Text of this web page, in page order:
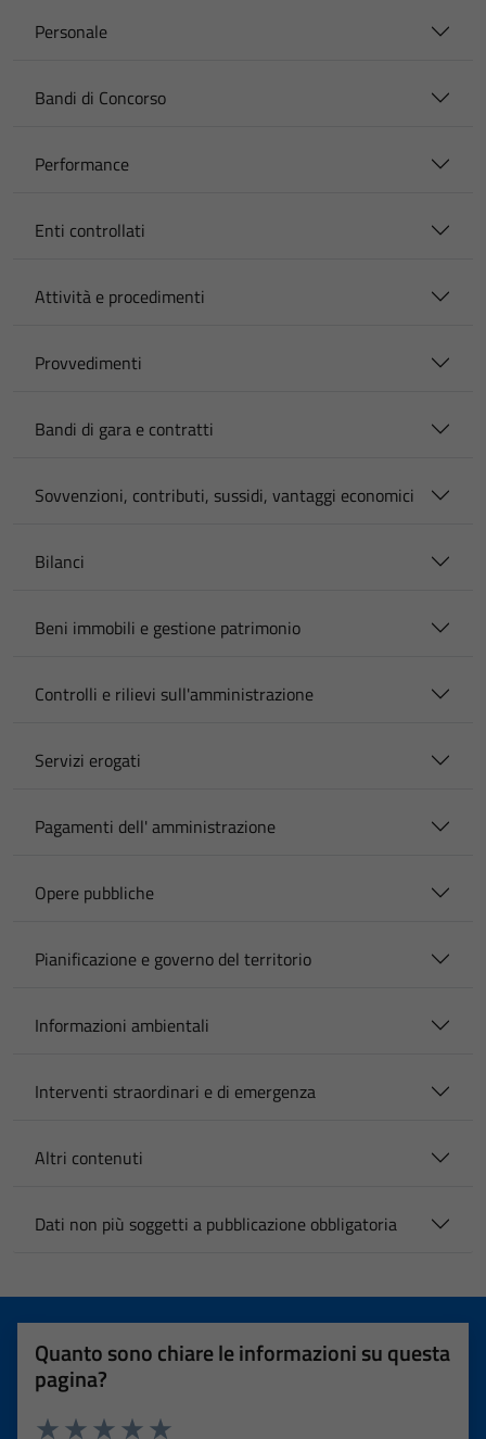
Personale
Bandi di Concorso
Performance
Enti controllati
Attività e procedimenti
Provvedimenti
Bandi di gara e contratti
Sovvenzioni, contributi, sussidi, vantaggi economici
Bilanci
Beni immobili e gestione patrimonio
Controlli e rilievi sull'amministrazione
Servizi erogati
Pagamenti dell' amministrazione
Opere pubbliche
Pianificazione e governo del territorio
Informazioni ambientali
Interventi straordinari e di emergenza
Altri contenuti
Dati non più soggetti a pubblicazione obbligatoria
Quanto sono chiare le informazioni su questa
pagina?